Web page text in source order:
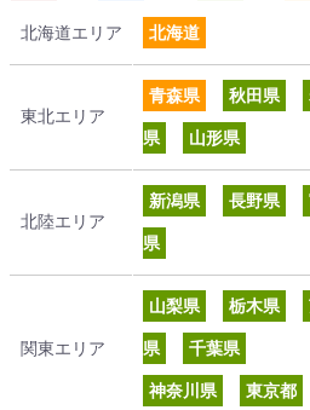
北海道エリア 北海道
東北エリア
青森県 秋田県
県 山形県
北陸エリア
新潟県 長野県
県
関東エリア
山梨県 栃木県
県 千葉県
神奈川県 東京都